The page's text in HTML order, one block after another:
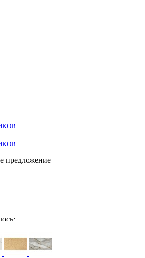
предложение